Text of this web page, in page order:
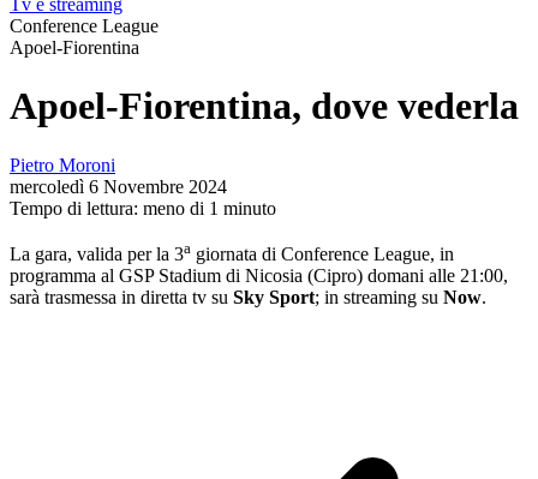
Tv e streaming
Conference League
Apoel-Fiorentina
Apoel-Fiorentina, dove vederla
Pietro Moroni
mercoledì 6 Novembre 2024
Tempo di lettura: meno di 1 minuto
La gara, valida per la 3a giornata di Conference League, in
programma al GSP Stadium di Nicosia (Cipro) domani alle 21:00,
sarà trasmessa in diretta tv su Sky Sport; in streaming su Now.